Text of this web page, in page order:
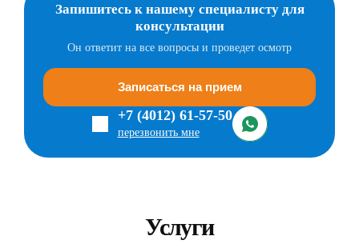
Запишитесь к нашему специалисту для
консультации
Он ответит на все вопросы и проведет осмотр
Записаться на прием
+7 (4012) 61-57-50
перезвонить мне
Услуги